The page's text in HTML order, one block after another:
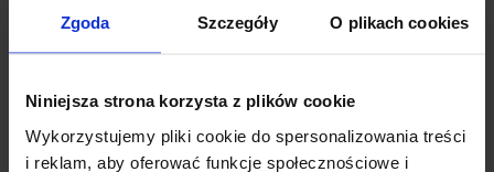
Zgoda Szczegóły O plikach cookies
Niniejsza strona korzysta z plików cookie
Wykorzystujemy pliki cookie do spersonalizowania treści
i reklam, aby oferować funkcje społecznościowe i